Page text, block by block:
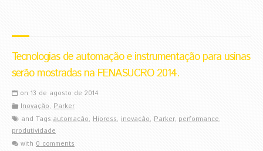
Tecnologias de automação e instrumentação para usinas
serão mostradas na FENASUCRO 2014.
on 13 de agosto de 2014
Inovação, Parker
and Tags:automação, Hipress, inovação, Parker, performance,
produtividade
with 0 comments